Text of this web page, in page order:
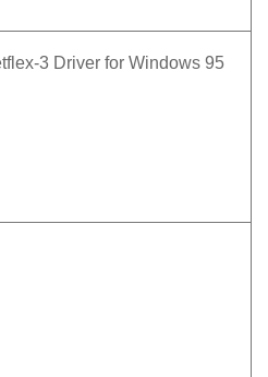
3 Driver for Windows 95